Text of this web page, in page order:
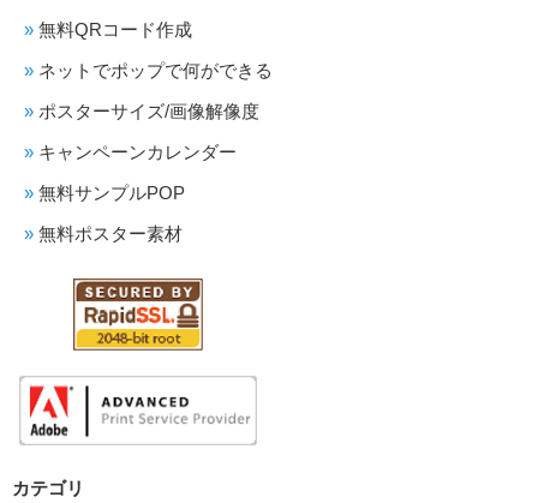
無料QRコード作成
ネットでポップで何ができる
ポスターサイズ/画像解像度
キャンペーンカレンダー
無料サンプルPOP
無料ポスター素材
カテゴリ